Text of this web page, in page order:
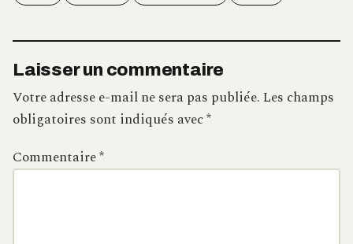
Laisser un commentaire
Votre adresse e-mail ne sera pas publiée.Les champs
obligatoires sont indiqués avec*
Commentaire*